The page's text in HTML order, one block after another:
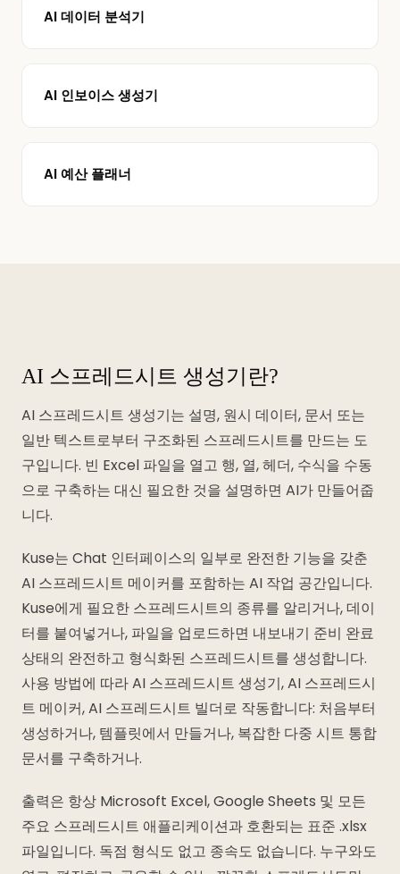
AI 데이터 분석기
AI 인보이스 생성기
AI 예산 플래너
AI 스프레드시트 생성기란?
AI 스프레드시트 생성기는 설명, 원시 데이터, 문서 또는
일반 텍스트로부터 구조화된 스프레드시트를 만드는 도
구입니다. 빈 Excel 파일을 열고 행, 열, 헤더, 수식을 수동
으로 구축하는 대신 필요한 것을 설명하면 AI가 만들어줍
니다.
Kuse는 Chat 인터페이스의 일부로 완전한 기능을 갖춘
AI 스프레드시트 메이커를 포함하는 AI 작업 공간입니다.
Kuse에게 필요한 스프레드시트의 종류를 알리거나, 데이
터를 붙여넣거나, 파일을 업로드하면 내보내기 준비 완료
상태의 완전하고 형식화된 스프레드시트를 생성합니다.
사용 방법에 따라 AI 스프레드시트 생성기, AI 스프레드시
트 메이커, AI 스프레드시트 빌더로 작동합니다: 처음부터
생성하거나, 템플릿에서 만들거나, 복잡한 다중 시트 통합
문서를 구축하거나.
출력은 항상 Microsoft Excel, Google Sheets 및 모든
주요 스프레드시트 애플리케이션과 호환되는 표준 .xlsx
파일입니다. 독점 형식도 없고 종속도 없습니다. 누구와도